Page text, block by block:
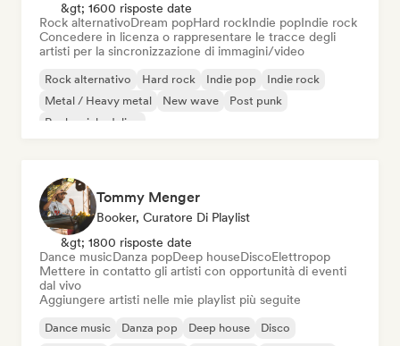
&gt; 1600 risposte date
Rock alternativoDream popHard rockIndie popIndie rock
Concedere in licenza o rappresentare le tracce degli
artisti per la sincronizzazione di immagini/video
Rock alternativo Hard rock Indie pop
Indie rock
Metal / Heavy metal
New wave
Post punk
Rock psichedelico
Tommy Menger
Booker, Curatore Di Playlist
&gt; 1800 risposte date
Dance musicDanza popDeep houseDiscoElettropop
Mettere in contatto gli artisti con opportunità di eventi
dal vivo
Aggiungere artisti nelle mie playlist più seguite
Dance music Danza pop Deep house
Disco